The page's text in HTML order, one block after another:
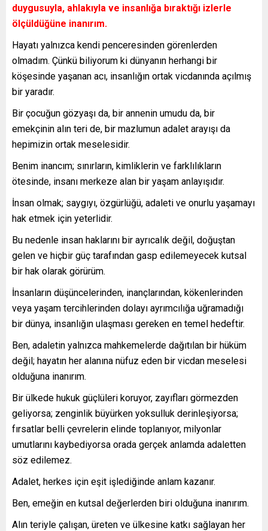
duygusuyla, ahlakıyla ve insanlığa bıraktığı izlerle
ölçüldüğüne inanırım.
Hayatı yalnızca kendi penceresinden görenlerden
olmadım. Çünkü biliyorum ki dünyanın herhangi bir
köşesinde yaşanan acı, insanlığın ortak vicdanında açılmış
bir yaradır.
Bir çocuğun gözyaşı da, bir annenin umudu da, bir
emekçinin alın teri de, bir mazlumun adalet arayışı da
hepimizin ortak meselesidir.
Benim inancım; sınırların, kimliklerin ve farklılıkların
ötesinde, insanı merkeze alan bir yaşam anlayışıdır.
İnsan olmak; saygıyı, özgürlüğü, adaleti ve onurlu yaşamayı
hak etmek için yeterlidir.
Bu nedenle insan haklarını bir ayrıcalık değil, doğuştan
gelen ve hiçbir güç tarafından gasp edilemeyecek kutsal
bir hak olarak görürüm.
İnsanların düşüncelerinden, inançlarından, kökenlerinden
veya yaşam tercihlerinden dolayı ayrımcılığa uğramadığı
bir dünya, insanlığın ulaşması gereken en temel hedeftir.
Ben, adaletin yalnızca mahkemelerde dağıtılan bir hüküm
değil; hayatın her alanına nüfuz eden bir vicdan meselesi
olduğuna inanırım.
Bir ülkede hukuk güçlüleri koruyor, zayıfları görmezden
geliyorsa; zenginlik büyürken yoksulluk derinleşiyorsa;
fırsatlar belli çevrelerin elinde toplanıyor, milyonlar
umutlarını kaybediyorsa orada gerçek anlamda adaletten
söz edilemez.
Adalet, herkes için eşit işlediğinde anlam kazanır.
Ben, emeğin en kutsal değerlerden biri olduğuna inanırım.
Alın teriyle çalışan, üreten ve ülkesine katkı sağlayan her